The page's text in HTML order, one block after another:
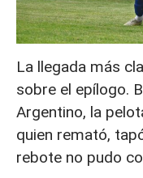
La llegada más
sobre el epílogo.
Argentino, la
quien remató,
rebote no pudo